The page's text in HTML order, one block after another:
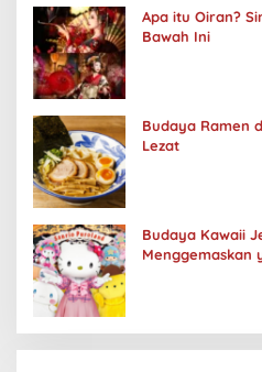
Apa itu Oiran?
Bawah Ini
Budaya Ramen
Lezat
Budaya Kawaii
Menggemaskan